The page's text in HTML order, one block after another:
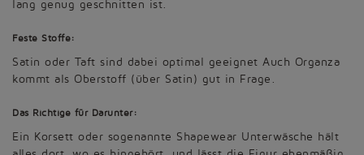
lang genug geschnitten ist.
Feste Stoffe:
Satin oder Taft sind dabei optimal geeignet Auch Organza
kommt als Oberstoff (über Satin) gut in Frage.
Das Richtige für Darunter:
Ein Korsett oder sogenannte Shapewear Unterwäsche hält